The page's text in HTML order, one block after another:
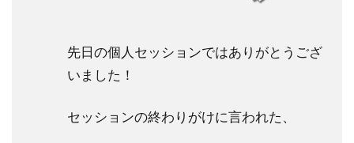
先日の個人セッションではありがとうござ
いました！
セッションの終わりがけに言われた、